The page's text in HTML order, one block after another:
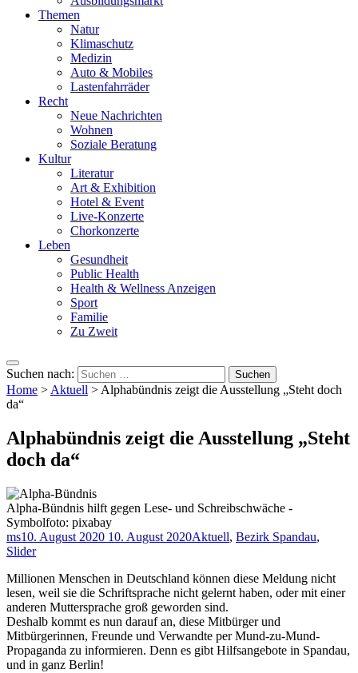
Themen
Natur
Klimaschutz
Medizin
Auto & Mobiles
Lastenfahrräder
Recht
Neue Nachrichten
Wohnen
Soziale Beratung
Kultur
Literatur
Art & Exhibition
Hotel & Event
Live-Konzerte
Chorkonzerte
Leben
Gesundheit
Public Health
Health & Wellness Anzeigen
Sport
Familie
Zu Zweit
Suchen nach:
Home >Aktuell >Alphabündnis zeigt die Ausstellung „Steht doch
da“
Alphabündnis zeigt die Ausstellung „Steht
doch da“
Alpha-Bündnis hilft gegen Lese- und Schreibschwäche -
Symbolfoto: pixabay
ms10. August 2020 10. August 2020Aktuell, Bezirk Spandau,
Slider
Millionen Menschen in Deutschland können diese Meldung nicht
lesen, weil sie die Schriftsprache nicht gelernt haben, oder mit einer
anderen Muttersprache groß geworden sind.
Deshalb kommt es nun darauf an, diese Mitbürger und
Mitbürgerinnen, Freunde und Verwandte per Mund-zu-Mund-
Propaganda zu informieren. Denn es gibt Hilfsangebote in Spandau,
und in ganz Berlin!